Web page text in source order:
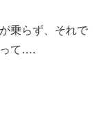
乗らず、それで
って….